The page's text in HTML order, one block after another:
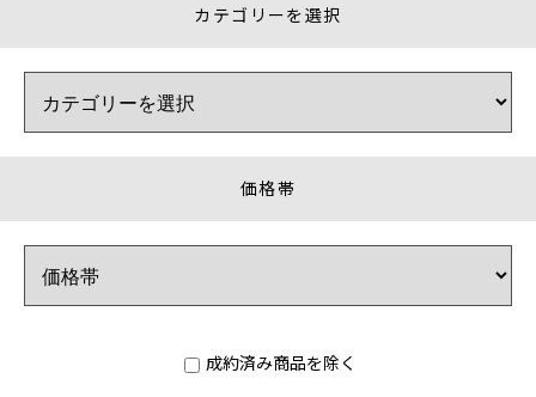
カテゴリーを選択
価格帯
成約済み商品を除く